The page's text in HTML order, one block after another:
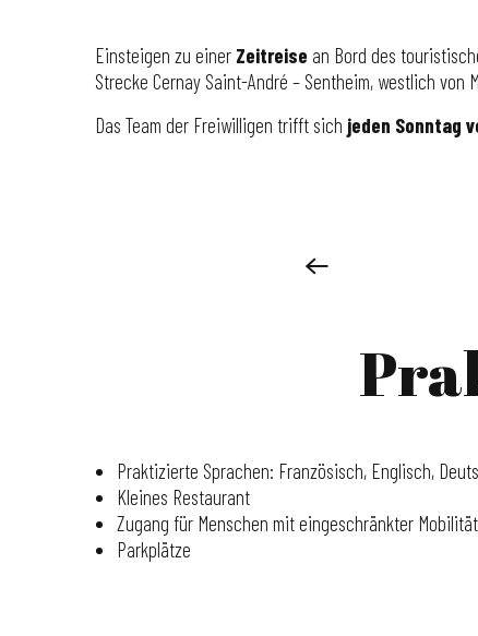
Einsteigen zu einer Zeitreise an Bord des
Strecke Cernay Saint-André – Sentheim, westlich von
Das Team der Freiwilligen trifft sich jeden Sonntag
Praktizierte Sprachen: Französisch, Englisch,
Kleines Restaurant
Zugang für Menschen mit eingeschränkter Mobilität
Parkplätze